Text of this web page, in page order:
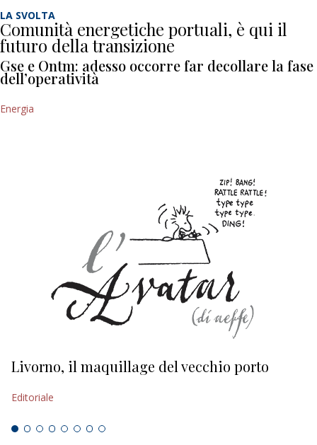
LA SVOLTA
Comunità energetiche portuali, è qui il
futuro della transizione
Gse e Ontm: adesso occorre far decollare la fase
dell’operatività
Energia
Livorno, il maquillage del vecchio porto
Editoriale